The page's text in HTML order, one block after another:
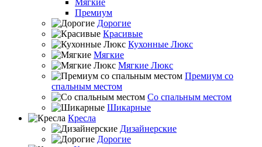
Мягкие
Премиум
Дорогие
Красивые
Кухонные Люкс
Мягкие
Мягкие Люкс
Премиум со
спальным местом
Со спальным местом
Шикарные
Кресла
Дизайнерские
Дорогие